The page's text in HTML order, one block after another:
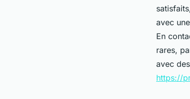
avec
En
rares,
avec
https://